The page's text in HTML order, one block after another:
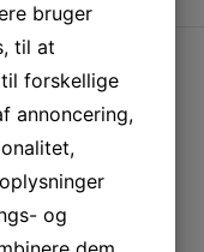
bruger
til at
forskellige
annoncering,
og